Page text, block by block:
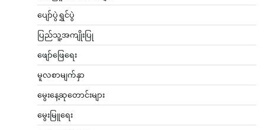
ပျော်ပွဲရွှင်ပွဲ
ပြည်သူ့အကျိုးပြု
ဖျော်ဖြေရေး
မူလစာမျက်နှာ
မွေးနေ့ဆုတောင်းများ
မွေးမြူရေး